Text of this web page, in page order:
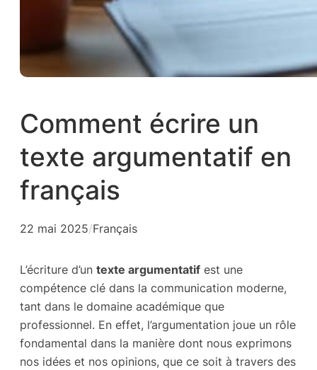
Comment écrire un
texte argumentatif en
français
22 mai 2025/Français
L’écriture d’un texte argumentatif est une
compétence clé dans la communication moderne,
tant dans le domaine académique que
professionnel. En effet, l’argumentation joue un rôle
fondamental dans la manière dont nous exprimons
nos idées et nos opinions, que ce soit à travers des